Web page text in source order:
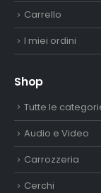
Carrello
I miei ordini
Shop
Tutte le
Audio e Video
Carrozzeria
Cerchi